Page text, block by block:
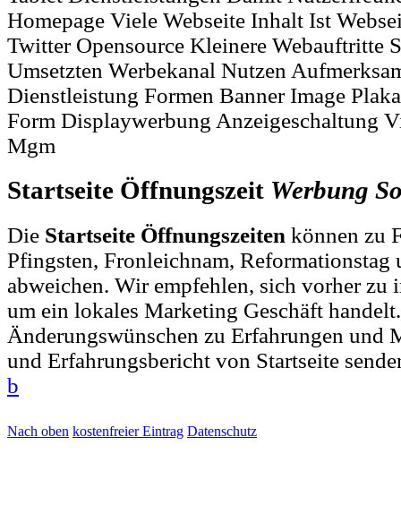
Homepage Viele Webseite Inhalt Ist
Twitter Opensource Kleinere Webauftritte
Umsetzten Werbekanal Nutzen
Dienstleistung Formen Banner Image
Form Displaywerbung Anzeigeschaltung
Mgm
Startseite Öffnungszeit Werbung
Die Startseite Öffnungszeiten können zu
Pfingsten, Fronleichnam,
abweichen. Wir empfehlen, sich vorher zu
um ein lokales Marketing Geschäft
Änderungswünschen zu Erfahrungen und
und Erfahrungsbericht von Startseite
b
Nach oben kostenfreier Eintrag Datenschutz